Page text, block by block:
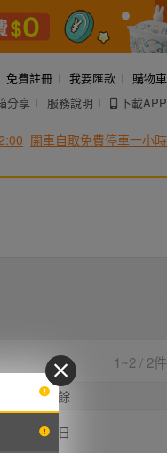
免費註冊 我要匯款
購物車
分享 服務說明 下載APP
開車自取免費停車一小時
1~2 / 2件
剩餘
2日